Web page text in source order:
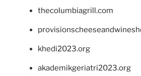
thecolumbiagrill.com
khedi2023.org
akademikgeriatri2023.org